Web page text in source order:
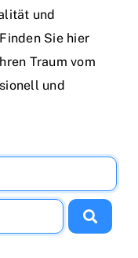
und
Sie hier
Traum vom
und